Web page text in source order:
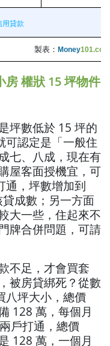
用貸款
製表： Money
房 權狀 15 坪物件
坪數低於 15 坪的
可認定是「一般住
七、八成，現在有
屋客面授機宜，可
通，坪數增加到
成數；另一方面
大一些，住起來不
牌合併問題，可請
不足，才會買套
被房貸綁死？從數
八坪大小，總價
128 萬，每個月
戶打通，總價
128 萬，一個月